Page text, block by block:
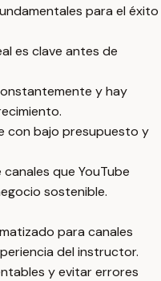
para el éxito
es clave antes de
y hay
con bajo presupuesto y
que YouTube
sostenible.
para canales
del instructor.
y evitar errores